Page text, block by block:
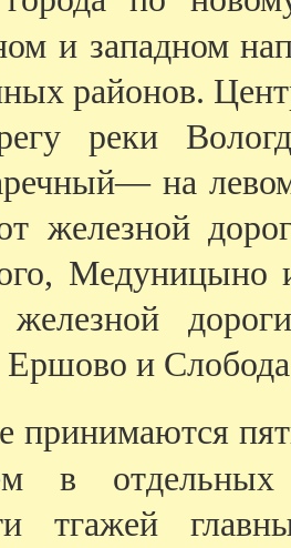
и западном
районов.
реки
на
Ершово и
принимаются
в
тгажей